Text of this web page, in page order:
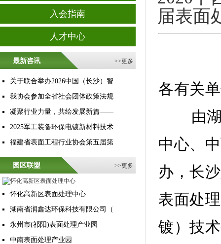
入会指南
人才中心
最新咨讯 >>更多
关于联合举办2026中国（长沙）智
我协会参加全省社会团体政策法规
凝聚行业力量，共绘发展新篇——
2025军工装备环保电镀新材料技术
福建省表面工程行业协会第五届第
园区联盟 >>更多
怀化高新区表面处理中心
湖南省润鑫达环保科技有限公司（
永州市(祁阳)表面处理产业园
中南表面处理产业园
届表面
各有关
由
中心、
办，长
表面处
镀）技